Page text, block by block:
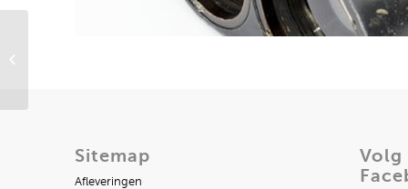
Sitemap
Afleveringen
Volg